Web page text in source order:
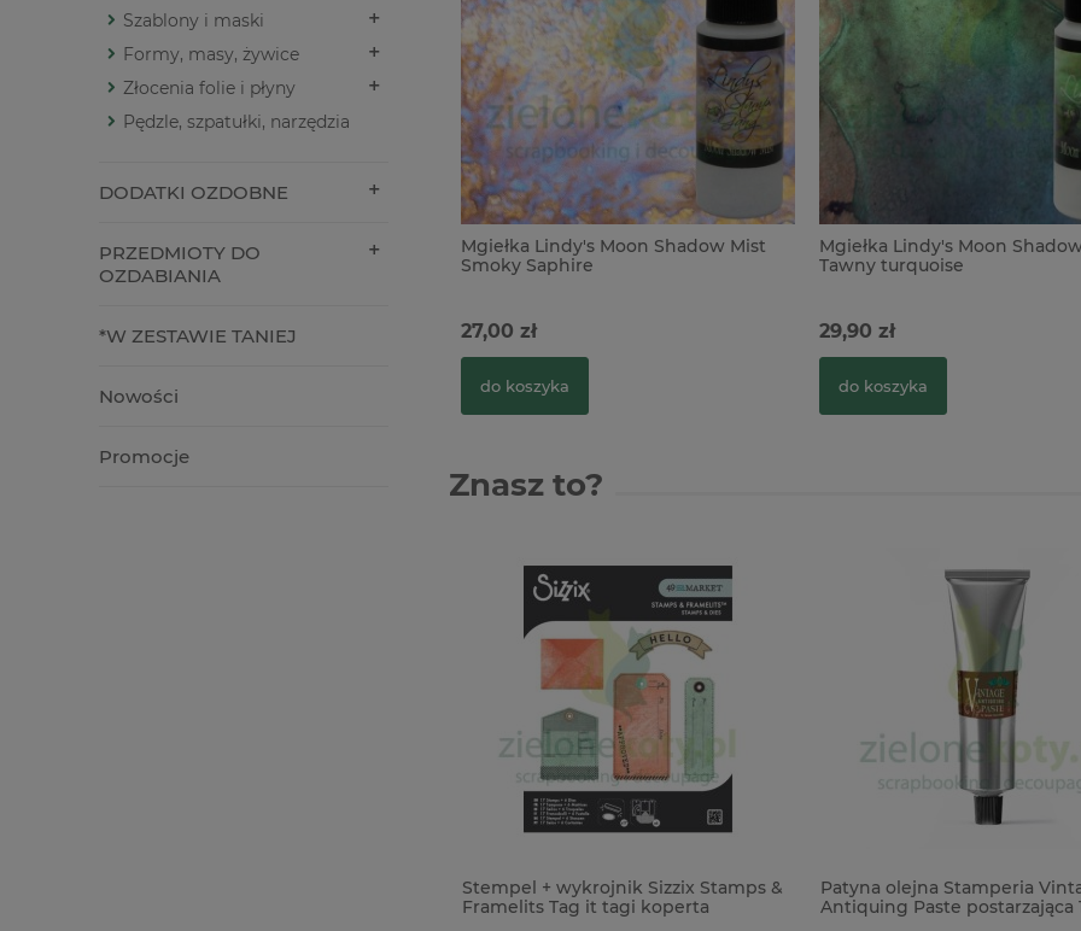
Szablony i maski
Formy, masy, żywice
Złocenia folie i płyny
Pędzle, szpatułki, narzędzia
DODATKI OZDOBNE
PRZEDMIOTY DO
OZDABIANIA
*W ZESTAWIE TANIEJ
Nowości
Promocje
Mgiełka Lindy's Moon Shadow Mist
Smoky Saphire
27,00 zł
do koszyka
Mgiełka Lindy's Moon
Tawny turquoise
29,90 zł
do koszyka
Znasz to?
Stempel + wykrojnik Sizzix Stamps &
Framelits Tag it tagi koperta
Patyna olejna Stamperia
Antiquing Paste postarzająca